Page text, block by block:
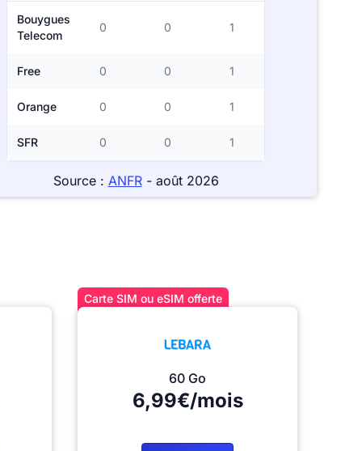
Bouygues
Telecom
0 0 1
Free 0 0 1
Orange 0 0 1
SFR 0 0 1
Source : ANFR- août 2026
Carte SIM ou eSIM offerte
60 Go
6,99€/mois